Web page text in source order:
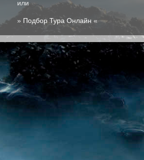
или
» Подбор Тура Онлайн «